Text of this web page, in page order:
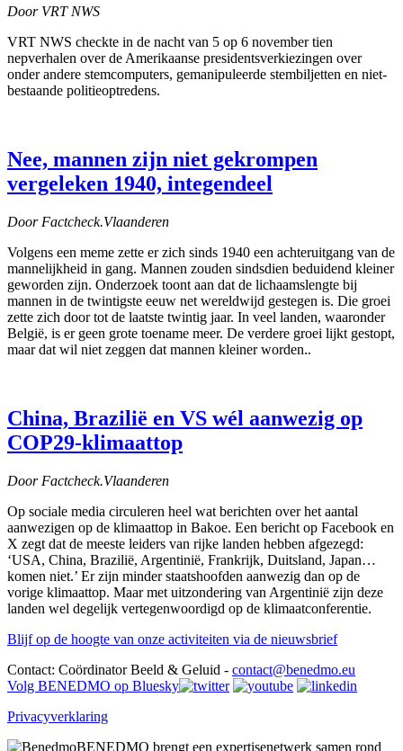
Door VRT NWS
VRT NWS checkte in de nacht van 5 op 6 november tien
nepverhalen over de Amerikaanse presidentsverkiezingen over
onder andere stemcomputers, gemanipuleerde stembiljetten en niet-
bestaande politieoptredens.
Nee, mannen zijn niet gekrompen
vergeleken 1940, integendeel
Door Factcheck.Vlaanderen
Volgens een meme zette er zich sinds 1940 een achteruitgang van de
mannelijkheid in gang. Mannen zouden sindsdien beduidend kleiner
geworden zijn. Onderzoek toont aan dat de lichaamslengte bij
mannen in de twintigste eeuw net wereldwijd gestegen is. Die groei
zette zich door tot de laatste twintig jaar. In veel landen, waaronder
België, is er geen grote toename meer. De verdere groei lijkt gestopt,
maar dat wil niet zeggen dat mannen kleiner worden..
China, Brazilië en VS wél aanwezig op
COP29-klimaattop
Door Factcheck.Vlaanderen
Op sociale media circuleren heel wat berichten over het aantal
aanwezigen op de klimaattop in Bakoe. Een bericht op Facebook en
X zegt dat de meeste leiders van rijke landen hebben afgezegd:
‘USA, China, Brazilië, Argentinië, Frankrijk, Duitsland, Japan…
komen niet.’ Er zijn minder staatshoofden aanwezig dan op de
vorige klimaattop. Maar met uitzondering van Argentinië zijn deze
landen wel degelijk vertegenwoordigd op de klimaatconferentie.
Blijf op de hoogte van onze activiteiten via de nieuwsbrief
Contact: Coördinator Beeld & Geluid - contact@benedmo.eu
Volg BENEDMO op Bluesky
Privacyverklaring
BENEDMO brengt een expertisenetwerk samen rond